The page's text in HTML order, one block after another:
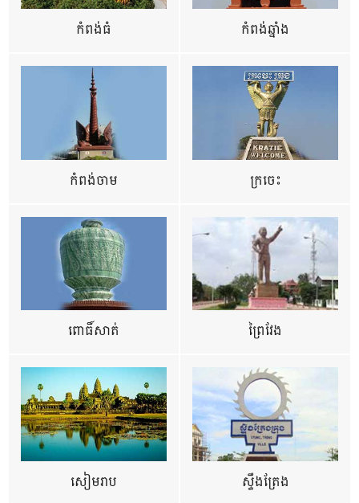
កំពង់ធំ កំពង់ឆ្នាំង
កំពង់ចាម ក្រចេះ
ពោធិ៍សាត់ ព្រៃវែង
សៀមរាប ស្ទឹងត្រែង